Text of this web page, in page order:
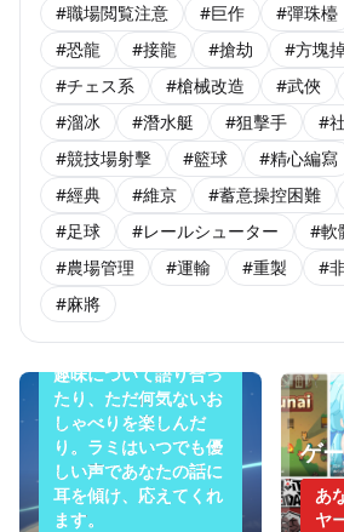
#職場閲覧注意
#巨作 #彈珠檯
#恐龍
#接龍 #搶劫 #方塊
#チェス系
#槍械改造 #武俠
#溜冰
#潛水艇 #狙擊手 #
#競技場射擊
#籃球 #精心編寫
#經典
#維京 #蓄意操控困難
#足球
#レールシューター #軟
#農場管理
#運輸 #重製
#
#麻將
今夜のラミは眠りた
くない
悩みを打ち明けたり、
趣味について語り合っ
たり、ただ何気ないお
しゃべりを楽しんだ
り。ラミはいつでも優
しい声であなたの話に
耳を傾け、応えてくれ
ます。
ゲ
あ
ヤ